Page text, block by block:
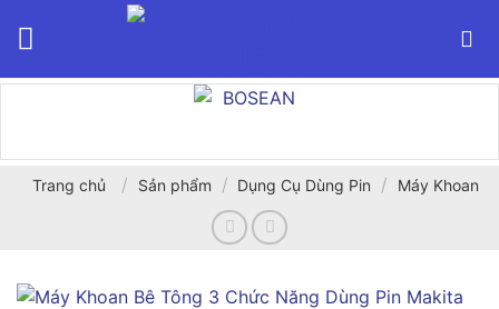
Trang chủ / Sản phẩm / Dụng Cụ Dùng Pin / Máy Khoan